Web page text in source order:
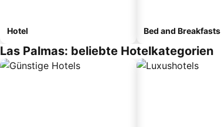
Hotel Bed and Breakfasts
Las Palmas: beliebte Hotelkategorien